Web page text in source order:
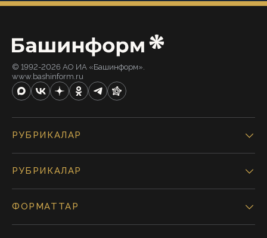
© 1992-2026 АО ИА «Башинформ».
www.bashinform.ru
РУБРИКАЛАР
РУБРИКАЛАР
ФОРМАТТАР